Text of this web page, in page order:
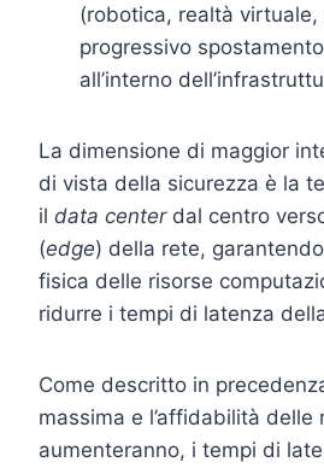
(robotica, realtà virtuale,
progressivo
all’interno
La dimensione di maggior
di vista della sicurezza è la
il data centerdal centro
(edge) della rete,
fisica delle risorse
ridurre i tempi di latenza
Come descritto in
massima e l’affidabilità delle
aumenteranno, i tempi di